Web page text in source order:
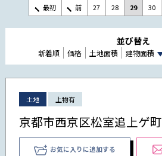
最初 前 27 28 29 30
並び替え
新着順 価格 土地面積 建物面積
土地 上物有
京都市西京区松室追上ゲ町
お気に入りに追加する